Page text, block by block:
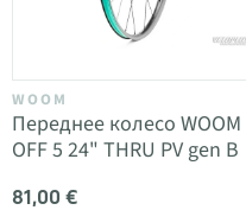
WOOM
Переднее колесо WOOM
OFF 5 24" THRU PV gen B
81,00 €